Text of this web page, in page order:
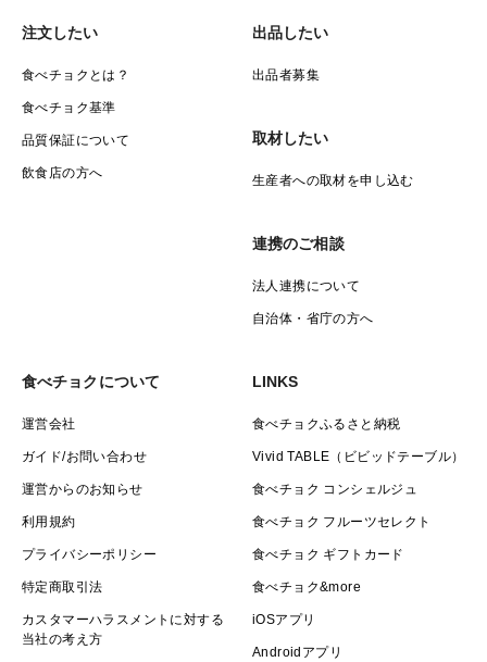
注文したい
食べチョクとは？
食べチョク基準
品質保証について
飲食店の方へ
出品したい
出品者募集
取材したい
生産者への取材を申し込む
連携のご相談
法人連携について
自治体・省庁の方へ
食べチョクについて
運営会社
ガイド/お問い合わせ
運営からのお知らせ
利用規約
プライバシーポリシー
特定商取引法
カスタマーハラスメントに対する
当社の考え方
LINKS
食べチョクふるさと納税
Vivid TABLE（ビビッドテーブル）
食べチョク コンシェルジュ
食べチョク フルーツセレクト
食べチョク ギフトカード
食べチョク&more
iOSアプリ
Androidアプリ